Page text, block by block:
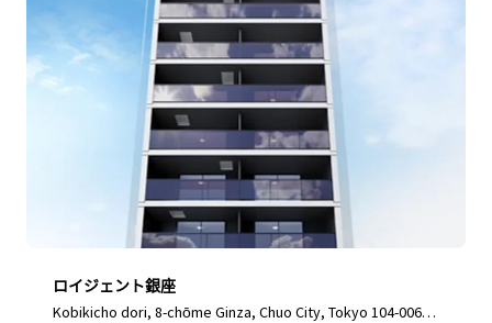
ロイジェント銀座
Kobikicho dori, 8-chōme Ginza, Chuo City, Tokyo 104-0061,